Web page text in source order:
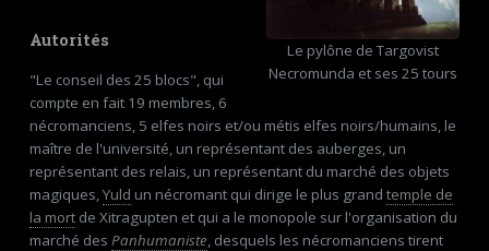
Le pylône de Targovist
Necromunda et ses 25 tours
Autorités
"Le conseil des 25 blocs", qui
compte en fait 19 membres, 6
nécromanciens, 5 elfes noirs et/ou métis elfes noirs/humains, le
maître de l'université, un représentant des auberges, un
représentant des relais, un représentant du marché des objets
magiques, Yuld un nécromant qui dirige le plus grand temple de
la mortde Xitragupten et qui a le monopole sur l'organisation du
marché des Panhumaniste , desquels les nécromanciens tirent